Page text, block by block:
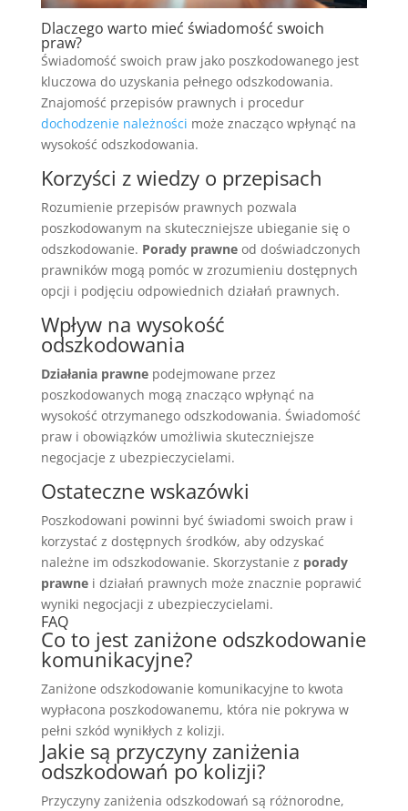
Dlaczego warto mieć świadomość swoich
praw?
Świadomość swoich praw jako poszkodowanego jest
kluczowa do uzyskania pełnego odszkodowania.
Znajomość przepisów prawnych i procedur
dochodzenie należności może znacząco wpłynąć na
wysokość odszkodowania.
Korzyści z wiedzy o przepisach
Rozumienie przepisów prawnych pozwala
poszkodowanym na skuteczniejsze ubieganie się o
odszkodowanie. Porady prawneod doświadczonych
prawników mogą pomóc w zrozumieniu dostępnych
opcji i podjęciu odpowiednich działań prawnych.
Wpływ na wysokość
odszkodowania
Działania prawnepodejmowane przez
poszkodowanych mogą znacząco wpłynąć na
wysokość otrzymanego odszkodowania. Świadomość
praw i obowiązków umożliwia skuteczniejsze
negocjacje z ubezpieczycielami.
Ostateczne wskazówki
Poszkodowani powinni być świadomi swoich praw i
korzystać z dostępnych środków, aby odzyskać
należne im odszkodowanie. Skorzystanie z porady
prawnei działań prawnych może znacznie poprawić
wyniki negocjacji z ubezpieczycielami.
FAQ
Co to jest zaniżone odszkodowanie
komunikacyjne?
Zaniżone odszkodowanie komunikacyjne to kwota
wypłacona poszkodowanemu, która nie pokrywa w
pełni szkód wynikłych z kolizji.
Jakie są przyczyny zaniżenia
odszkodowań po kolizji?
Przyczyny zaniżenia odszkodowań są różnorodne,